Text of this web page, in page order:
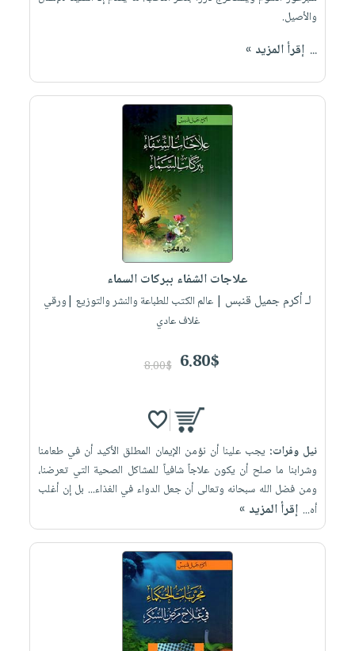
والأصيل.
... إقرأ المزيد »
علاجات الشفاء ببركات السماء
لـ أكرم جميل قنبس | عالم الكتب للطباعة والنشر والتوزيع |ورقي
غلاف عادي
6.80$
8.00$
نيل وفرات: يجب علينا أن نؤمن الإيمان المطلق الأكيد أن في طعامنا
وشرابنا ما صلح أن يكون علاجاً شافياً للمشاكل الصحية التي تعرضنا،
ومن فضل الله سبحانه وتعالى أن جعل الدواء في الغذاء... بل إن أغلب
أه... إقرأ المزيد »